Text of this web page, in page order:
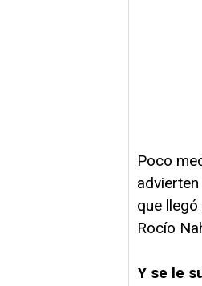
Poco
que
Rocío
Y se le